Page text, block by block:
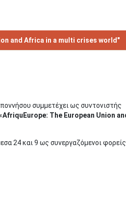
and Africa in a multi crises world"
συμμετέχει ως συντονιστής
AfriquEurope: The European Union
24 και 9 ως συνεργαζόμενοι